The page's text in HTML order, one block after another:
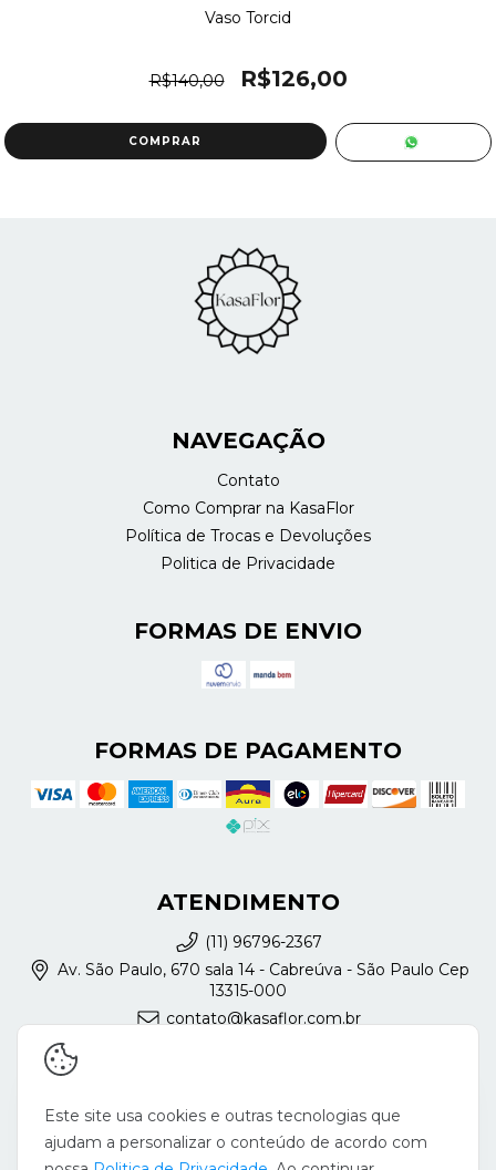
Vaso Torcid
R$140,00 R$126,00
NAVEGAÇÃO
Contato
Como Comprar na KasaFlor
Política de Trocas e Devoluções
Politica de Privacidade
FORMAS DE ENVIO
FORMAS DE PAGAMENTO
ATENDIMENTO
(11) 96796-2367
Av. São Paulo, 670 sala 14 - Cabreúva - São Paulo Cep
13315-000
contato@kasaflor.com.br
Este site usa cookies e outras tecnologias que
ajudam a personalizar o conteúdo de acordo com